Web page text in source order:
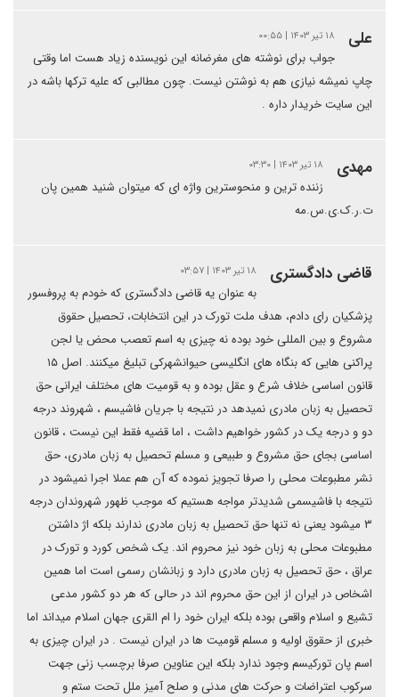
علی ۱۸ تیر ۱۴۰۳ | ۰۰:۵۵
جواب برای نوشته های مغرضانه این نویسنده زیاد هست اما وقتی
چاپ نمیشه نیازی هم به نوشتن نیست. چون مطالبی که علیه ترکها باشه در
این سایت خریدار داره .
مهدی ۱۸ تیر ۱۴۰۳ | ۰۳:۳۰
زننده ترین و منحوسترین واژه ای که میتوان شنید همین پان
ت.ر.ک.ی.س.مه
قاضی دادگستری ۱۸ تیر ۱۴۰۳ | ۰۳:۵۷
به عنوان یه قاضی دادگستری که خودم به پروفسور
پزشکیان رای دادم، هدف ملت تورک در این انتخابات، تحصیل حقوق
مشروع و بین المللی خود بوده نه چیزی به اسم تعصب محض یا لجن
پراکنی هایی که بنگاه های انگلیسی حیوانشهرکی تبلیغ میکنند. اصل ۱۵
قانون اساسی خلاف شرع و عقل بوده و به قومیت های مختلف ایرانی حق
تحصیل به زبان مادری نمیدهد در نتیجه با جریان فاشیسم ، شهروند درجه
دو و درجه یک در کشور خواهیم داشت ، اما قضیه فقط این نیست ، قانون
اساسی بجای حق مشروع و طبیعی و مسلم تحصیل به زبان مادری، حق
نشر مطبوعات محلی را صرفا تجویز نموده که آن هم عملا اجرا نمیشود در
نتیجه با فاشیسمی شدیدتر مواجه هستیم که موجب ظهور شهروندان درجه
۳ میشود یعنی نه تنها حق تحصیل به زبان مادری ندارند بلکه اژ داشتن
مطبوعات محلی به زبان خود نیز محروم اند. یک شخص کورد و تورک در
عراق ، حق تحصیل به زبان مادری دارد و زبانشان رسمی است اما همین
اشخاص در ایران از این حق محروم اند در حالی که هر دو کشور مدعی
تشیع و اسلام واقعی بوده بلکه ایران خود را ام القری جهان اسلام میداند اما
خبری از حقوق اولیه و مسلم قومیت ها در ایران نیست . در ایران چیزی به
اسم پان تورکیسم وجود ندارد بلکه این عناوین صرفا برچسب زنی جهت
سرکوب اعتراضات و حرکت های مدنی و صلح آمیز ملل تحت ستم و